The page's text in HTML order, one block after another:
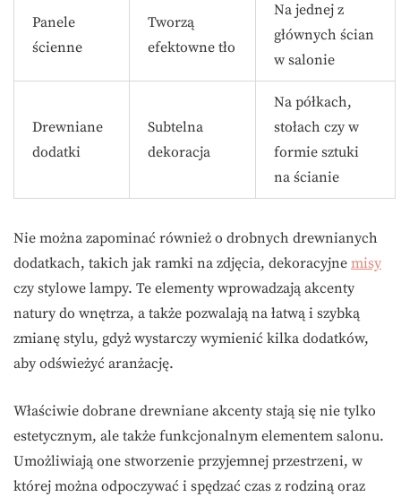
Panele
ścienne
Tworzą
efektowne tło
Na jednej z
głównych ścian
w salonie
Drewniane
dodatki
Subtelna
dekoracja
Na półkach,
stołach czy w
formie sztuki
na ścianie
Nie można zapominać również o drobnych drewnianych
dodatkach, takich jak ramki na zdjęcia, dekoracyjne misy
czy stylowe lampy. Te elementy wprowadzają akcenty
natury do wnętrza, a także pozwalają na łatwą i szybką
zmianę stylu, gdyż wystarczy wymienić kilka dodatków,
aby odświeżyć aranżację.
Właściwie dobrane drewniane akcenty stają się nie tylko
estetycznym, ale także funkcjonalnym elementem salonu.
Umożliwiają one stworzenie przyjemnej przestrzeni, w
której można odpoczywać i spędzać czas z rodziną oraz